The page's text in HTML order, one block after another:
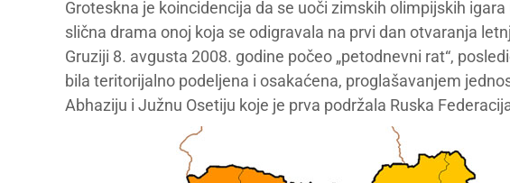
Groteskna je koincidencija da se uoči zimskih olimpijskih
slična drama onoj koja se odigravala na prvi dan otvaranja
Gruziji 8. avgusta 2008. godine počeo „petodnevni rat“,
bila teritorijalno podeljena i osakaćena, proglašavanjem
Abhaziju i Južnu Osetiju koje je prva podržala Ruska